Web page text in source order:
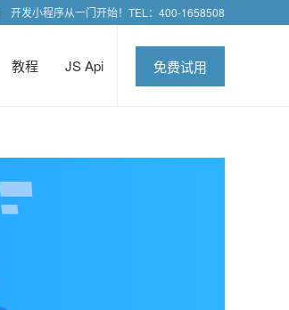
开发小程序从一门开始！TEL：400-1658508
教程 JS Api 免费试用